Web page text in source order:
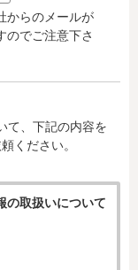
からのメールが
のでご注意下さ
て、下記の内容を
ください。
の取扱いについて